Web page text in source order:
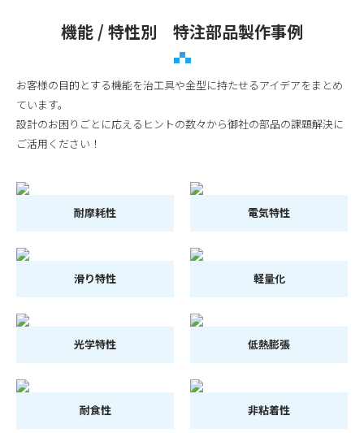
機能 / 特性別 特注部品製作事例
お客様の目的とする機能を治工具や金型に持たせるアイデアをまとめ
ています。
設計のお困りごとに応えるヒントの数々から御社の部品の課題解決に
ご活用ください！
耐摩耗性 電気特性
滑り特性 軽量化
光学特性 低熱膨張
耐食性 非粘着性